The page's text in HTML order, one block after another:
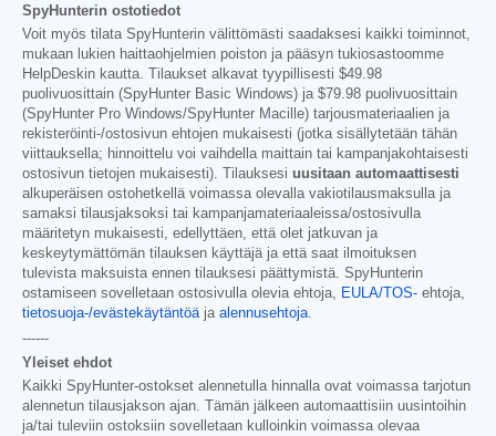
SpyHunterin ostotiedot
Voit myös tilata SpyHunterin välittömästi saadaksesi kaikki toiminnot,
mukaan lukien haittaohjelmien poiston ja pääsyn tukiosastoomme
HelpDeskin kautta. Tilaukset alkavat tyypillisesti $49.98
puolivuosittain (SpyHunter Basic Windows) ja $79.98 puolivuosittain
(SpyHunter Pro Windows/SpyHunter Macille) tarjousmateriaalien ja
rekisteröinti-/ostosivun ehtojen mukaisesti (jotka sisällytetään tähän
viittauksella; hinnoittelu voi vaihdella maittain tai kampanjakohtaisesti
ostosivun tietojen mukaisesti). Tilauksesi uusitaan automaattisesti
alkuperäisen ostohetkellä voimassa olevalla vakiotilausmaksulla ja
samaksi tilausjaksoksi tai kampanjamateriaaleissa/ostosivulla
määritetyn mukaisesti, edellyttäen, että olet jatkuvan ja
keskeytymättömän tilauksen käyttäjä ja että saat ilmoituksen
tulevista maksuista ennen tilauksesi päättymistä. SpyHunterin
ostamiseen sovelletaan ostosivulla olevia ehtoja,
EULA/TOS- ehtoja,
tietosuoja-/evästekäytäntöä ja alennusehtoja
------
Yleiset ehdot
Kaikki SpyHunter-ostokset alennetulla hinnalla ovat voimassa tarjotun
alennetun tilausjakson ajan. Tämän jälkeen automaattisiin uusintoihin
ja/tai tuleviin ostoksiin sovelletaan kulloinkin voimassa olevaa